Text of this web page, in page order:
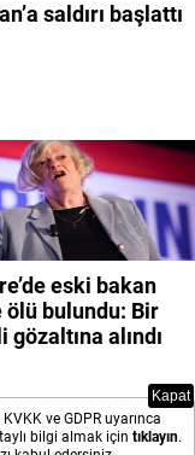
saldırı başlattı
eski bakan
ölü bulundu: Bir
gözaltına alındı
ve GDPR uyarınca
bilgi almak için tıklayın.
Kapat